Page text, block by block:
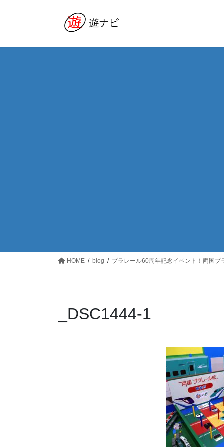
HOME blog プラレール60周年記念イベント！両国プ
_DSC1444-1